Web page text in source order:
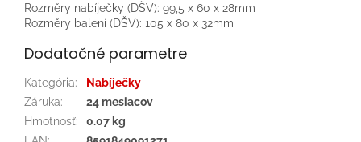
Rozměry nabíječky (DŠV): 99,5 x 60 x 28mm
Rozměry balení (DŠV): 105 x 80 x 32mm
Dodatočné parametre
Kategória:
Nabíječky
Záruka:
24 mesiacov
Hmotnosť:
0.07 kg